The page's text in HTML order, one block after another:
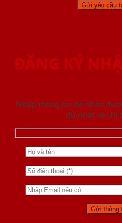
ĐĂNG KÝ
Nhập thông tin để nhận
đủ nhất và chi